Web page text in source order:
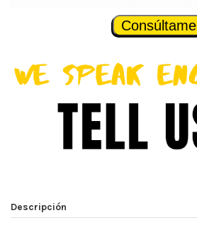
Consúltame
Descripción